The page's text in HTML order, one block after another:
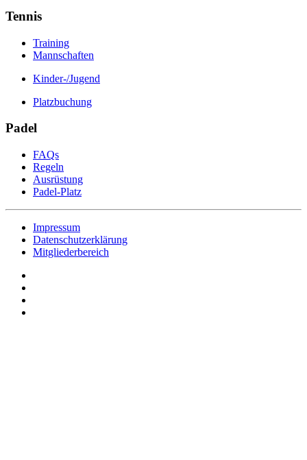
Tennis
Training
Mannschaften
Kinder-/Jugend
Platzbuchung
Padel
FAQs
Regeln
Ausrüstung
Padel-Platz
Impressum
Datenschutzerklärung
Mitgliederbereich